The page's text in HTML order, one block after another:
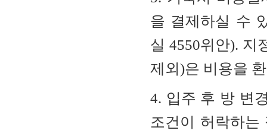
을 결제하실 수
실 4550위안). 지
제외)은 비용을
4. 입주 후 방 변
조건이 허락하는